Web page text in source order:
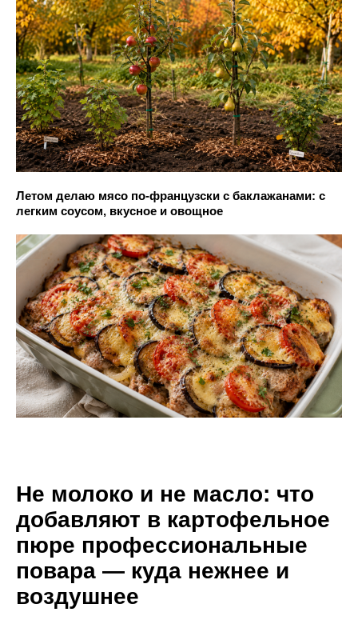
Летом делаю мясо по-французски с баклажанами: с
легким соусом, вкусное и овощное
Не молоко и не масло: что
добавляют в картофельное
пюре профессиональные
повара — куда нежнее и
воздушнее